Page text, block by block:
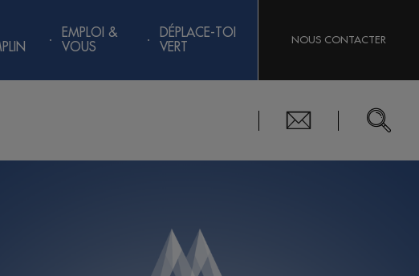
EMPLOI &
VOUS
DÉPLACE-TOI
VERT
NOUS CONTACTER